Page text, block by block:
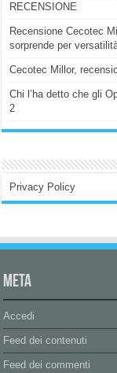
RECENSIONE
Recensione Cecotec
sorprende per
Cecotec Millor,
Chi l’ha detto che gli
2
Privacy Policy
Meta
Accedi
Feed dei contenuti
Feed dei commenti